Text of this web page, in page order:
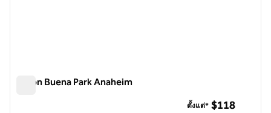
Hilton Buena Park Anaheim
ตั้งแต่* $118